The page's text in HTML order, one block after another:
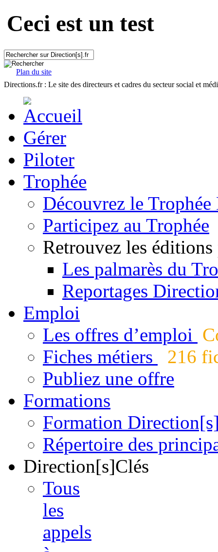
Ceci est un test
Plan du site
Directions.fr : Le site des directeurs et cadres du secteur social et
Gérer
Piloter
Trophée
Découvrez le
Participez au Trophée
Retrouvez les éditions
Les palmarès du
Reportages
Emploi
Les offres d’emploi
Fiches métiers
216
Publiez une offre
Formations
Formation
Répertoire des
Direction[s]Clés
Tous
les
appels